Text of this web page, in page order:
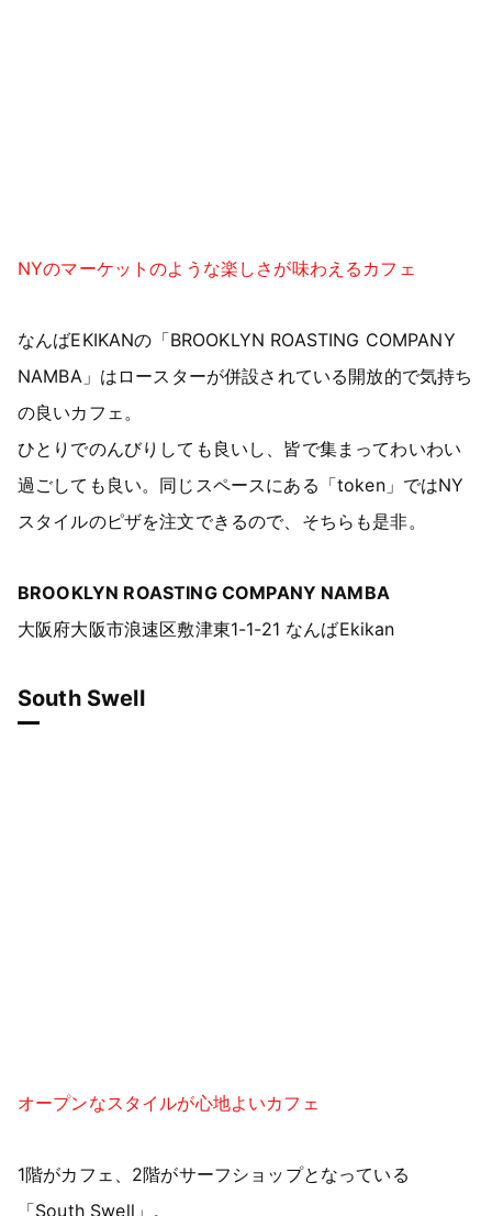
NYのマーケットのような楽しさが味わえるカフェ
なんばEKIKANの「BROOKLYN ROASTING COMPANY
NAMBA」はロースターが併設されている開放的で気持ち
の良いカフェ。
ひとりでのんびりしても良いし、皆で集まってわいわい
過ごしても良い。同じスペースにある「token」ではNY
スタイルのピザを注文できるので、そちらも是非。
BROOKLYN ROASTING COMPANY NAMBA
大阪府大阪市浪速区敷津東1-1-21 なんばEkikan
South Swell
オープンなスタイルが心地よいカフェ
1階がカフェ、2階がサーフショップとなっている
「South Swell」。